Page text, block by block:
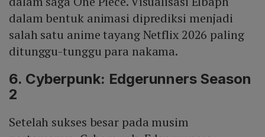
dalam bentuk animasi diprediksi menjadi
salah satu anime tayang Netflix 2026 paling
ditunggu-tunggu para nakama.
6. Cyberpunk: Edgerunners Season
2
Setelah sukses besar pada musim